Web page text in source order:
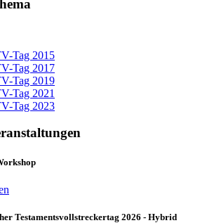
Tag 2015
Tag 2017
Tag 2019
Tag 2021
Tag 2023
Testamentsvollstreckertag 2026 - Hybrid